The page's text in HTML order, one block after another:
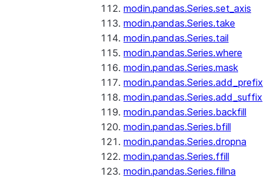
modin.pandas.Series.set_axis
modin.pandas.Series.take
modin.pandas.Series.tail
modin.pandas.Series.where
modin.pandas.Series.mask
modin.pandas.Series.add_prefix
modin.pandas.Series.add_suffix
modin.pandas.Series.backfill
modin.pandas.Series.bfill
modin.pandas.Series.dropna
modin.pandas.Series.ffill
modin.pandas.Series.fillna